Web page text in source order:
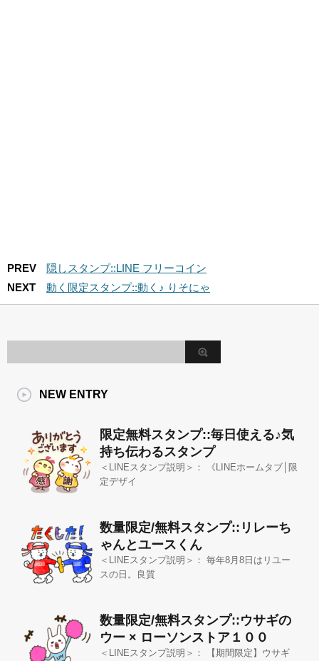
PREV
隠しスタンプ::LINE フリーコイン
NEXT
動く限定スタンプ::動く♪ りそにゃ
NEW ENTRY
限定無料スタンプ::毎日使える♪気
持ち伝わるスタンプ
＜LINEスタンプ説明＞： 《LINEホームタブ│限
定デザイ
数量限定/無料スタンプ::リレーち
ゃんとユースくん
＜LINEスタンプ説明＞： 毎年8月8日はリユー
スの日。良質
数量限定/無料スタンプ::ウサギの
ウー × ローソンストア１００
＜LINEスタンプ説明＞： 【期間限定】ウサギ